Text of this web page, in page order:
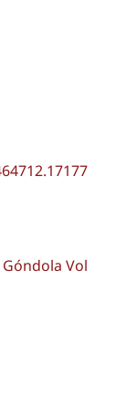
Vol